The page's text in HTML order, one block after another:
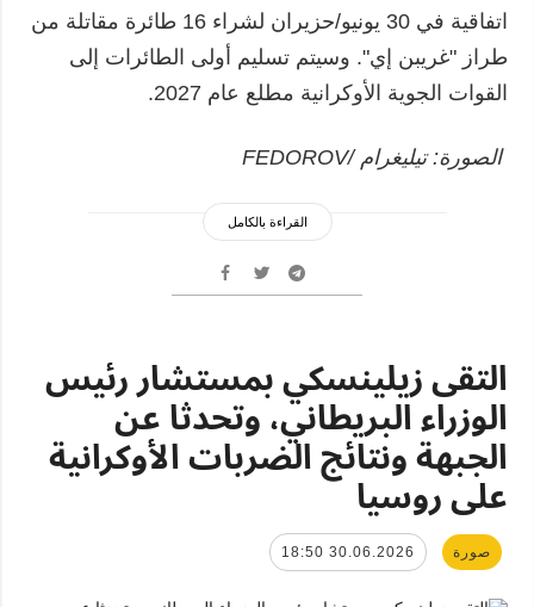
اتفاقية في 30 يونيو/حزيران لشراء 16 طائرة مقاتلة من
طراز "غريبن إي". وسيتم تسليم أولى الطائرات إلى
القوات الجوية الأوكرانية مطلع عام 2027.
الصورة: تيليغرام /FEDOROV
القراءة بالكامل
التقى زيلينسكي بمستشار رئيس
الوزراء البريطاني، وتحدثا عن
الجبهة ونتائج الضربات الأوكرانية
على روسيا
صورة 30.06.2026 18:50